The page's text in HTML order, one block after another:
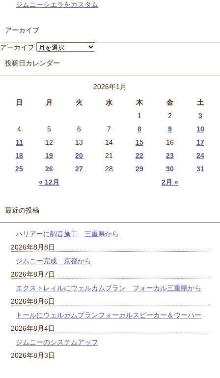
ジムニーシエラをカスタム
アーカイブ
アーカイブ
投稿日カレンダー
2026年1月
日
月 火 水 木 金 土
« 12月 2月 »
1 2
3
4
5 6 7 8 9
10
11
12 13 14 15 16
17
18
19 20 21 22 23
24
25
26 27 28 29 30 31
最近の投稿
ハリアーに調音施工 三重県から
2026年8月8日
ジムニー完成 京都から
2026年8月7日
エクストレィルにウェルカムプラン フォーカル三重県から
2026年8月6日
トールにウェルカムプランフォーカルスピーカー＆ウーハー
2026年8月4日
ジムニーのシステムアップ
2026年8月3日